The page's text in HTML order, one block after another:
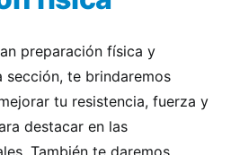
preparación física y
sección, te brindaremos
tu resistencia, fuerza y
destacar en las
También te daremos